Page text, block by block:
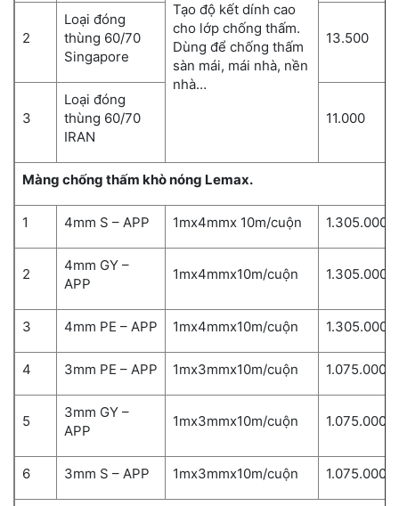
Tạo độ kết dính cao
cho lớp chống thấm.
Dùng để chống thấm
sàn mái, mái nhà, nền
nhà…
2
Loại đóng
thùng 60/70
Singapore
13.500
3
Loại đóng
thùng 60/70
IRAN
11.000
Màng chống thấm khò nóng Lemax.
1 4mm S – APP 1mx4mmx 10m/cuộn 1.305.000
2
4mm GY –
APP
1mx4mmx10m/cuộn 1.305.000
3 4mm PE – APP 1mx4mmx10m/cuộn 1.305.000
4 3mm PE – APP 1mx3mmx10m/cuộn 1.075.000
5
3mm GY –
APP
1mx3mmx10m/cuộn 1.075.000
6 3mm S – APP 1mx3mmx10m/cuộn 1.075.000